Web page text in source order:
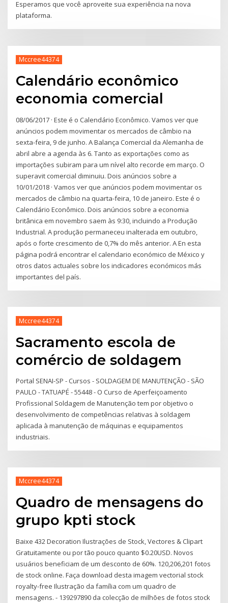
Esperamos que você aproveite sua experiência na nova
plataforma.
Mccree44374
Calendário econômico
economia comercial
08/06/2017 · Este é o Calendário Econômico. Vamos ver que
anúncios podem movimentar os mercados de câmbio na
sexta-feira, 9 de junho. A Balança Comercial da Alemanha de
abril abre a agenda às 6. Tanto as exportações como as
importações subiram para um nível alto recorde em março. O
superavit comercial diminuiu. Dois anúncios sobre a
10/01/2018 · Vamos ver que anúncios podem movimentar os
mercados de câmbio na quarta-feira, 10 de janeiro. Este é o
Calendário Econômico. Dois anúncios sobre a economia
britânica em novembro saem às 9:30, incluindo a Produção
Industrial. A produção permaneceu inalterada em outubro,
após o forte crescimento de 0,7% do mês anterior. A En esta
página podrá encontrar el calendario económico de México y
otros datos actuales sobre los indicadores económicos más
importantes del país.
Mccree44374
Sacramento escola de
comércio de soldagem
Portal SENAI-SP - Cursos - SOLDAGEM DE MANUTENÇÃO - SÃO
PAULO - TATUAPÉ - 55448 - O Curso de Aperfeiçoamento
Profissional Soldagem de Manutenção tem por objetivo o
desenvolvimento de competências relativas à soldagem
aplicada à manutenção de máquinas e equipamentos
industriais.
Mccree44374
Quadro de mensagens do
grupo kpti stock
Baixe 432 Decoration Ilustrações de Stock, Vectores & Clipart
Gratuitamente ou por tão pouco quanto $0.20USD. Novos
usuários beneficiam de um desconto de 60%. 120,206,201 fotos
de stock online. Faça download desta imagem vectorial stock
royalty-free Ilustração da família com um quadro de
mensagens. - 139297890 da colecção de milhões de fotos stock